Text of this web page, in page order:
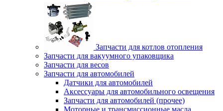
Запчасти для котлов отопления
Запчасти для вакуумного упаковщика
Запчасти для весов
Запчасти для автомобилей
Датчики для автомобилей
Аксессуары для автомобильного освещения
Запчасти для автомобилей (прочее)
Моторные и трансмиссионные масла